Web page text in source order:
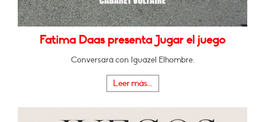
Fatima Daas presenta Jugar el juego
Conversará con Iguázel Elhombre.
Leer más...